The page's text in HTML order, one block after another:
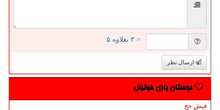
= ۳ بعلاوه ۵
ارسال نظر
دوستان بازی فوتبال
فیش حج